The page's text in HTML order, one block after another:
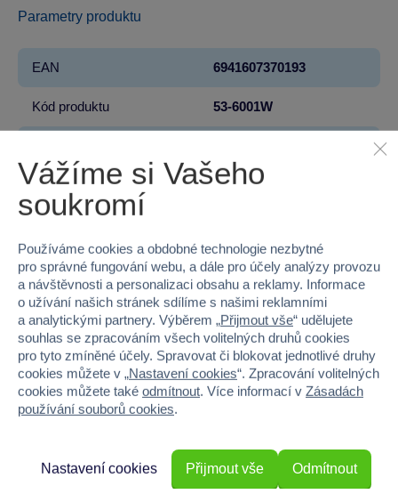
Parametry produktu
EAN 6941607370193
Kód produktu 53-6001W
Licence Lay-Z-Spa®
Pohlaví HOLKA, KLUK
Materiál PLAST
Šířka 109
Výška 77
Hloubka
Hmotnost v gramech
Vážíme si Vašeho
soukromí
Používáme cookies a obdobné technologie nezbytné
pro správné fungování webu, a dále pro účely analýzy provozu
a návštěvnosti a personalizaci obsahu a reklamy. Informace
o užívání našich stránek sdílíme s našimi reklamními
a analytickými partnery. Výběrem „Přijmout vše“ udělujete
souhlas se zpracováním všech volitelných druhů cookies
pro tyto zmíněné účely. Spravovat či blokovat jednotlivé druhy
cookies můžete v „Nastavení cookies“. Zpracování volitelných
cookies můžete také odmítnout. Více informací v Zásadách
používání souborů cookies.
Odmítnout
Nastavení cookies Přijmout vše